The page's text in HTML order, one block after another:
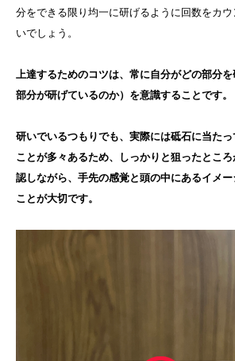
分をできる限り均一に研げるように回数をカ
いでしょう。
上達するためのコツは、常に自分がどの部分
部分が研げているのか）を意識することです。
研いでいるつもりでも、実際には砥石に当た
ことが多々あるため、しっかりと狙ったとこ
認しながら、手先の感覚と頭の中にあるイメー
ことが大切です。